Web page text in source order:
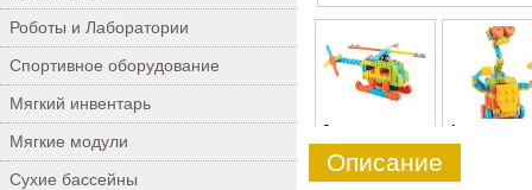
Роботы и Лаборатории
Спортивное оборудование
Мягкий инвентарь
Мягкие модули
Сухие бассейны
0 1
Описание